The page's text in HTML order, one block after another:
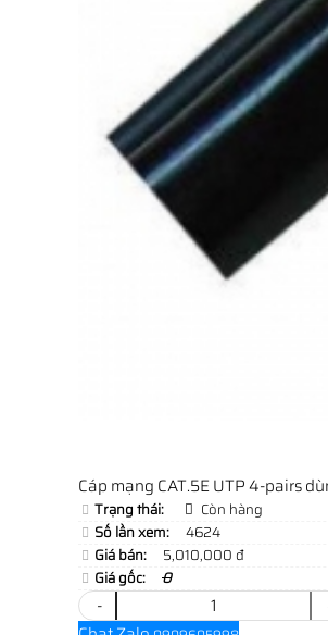
Cáp mạng CAT.5E UTP 4-pairs
Trạng thái:
Còn hàng
Số lần xem:
4624
Giá bán:
5,010,000 đ
Giá gốc:
0
-